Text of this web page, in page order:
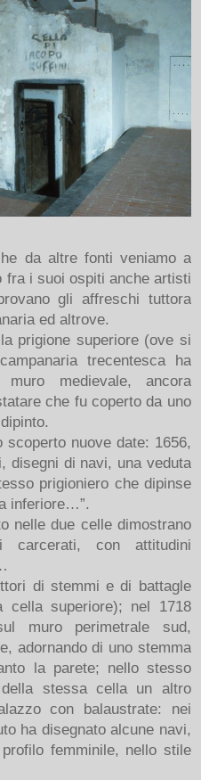
da altre fonti veniamo a
fra i suoi ospiti anche artisti
gli affreschi tuttora
ed altrove.
prigione superiore (ove si
trecentesca ha
medievale, ancora
che fu coperto da uno
scoperto nuove date: 1656,
disegni di navi, una veduta
prigioniero che dipinse
inferiore…”.
nelle due celle dimostrano
carcerati, con attitudini
di stemmi e di battagle
cella superiore); nel 1718
muro perimetrale sud,
adornando di uno stemma
la parete; nello stesso
stessa cella un altro
con balaustrate: nei
ha disegnato alcune navi,
femminile, nello stile